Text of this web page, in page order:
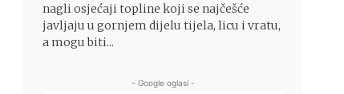
nagli osjećaji topline koji se najčešće
javljaju u gornjem dijelu tijela, licu i vratu,
a mogu biti...
- Google oglasi -